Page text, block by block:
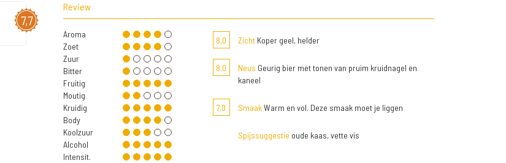
7,7
Review
Aroma
Zoet
Zuur
Bitter
Fruitig
Moutig
Kruidig
Body
Koolzuur
Alcohol
Intensit.
8,0 ZichtKoper geel, helder
8,0 Neus Geurig bier met tonen van pruim kruidnagel en
kaneel
7,0 SmaakWarm en vol. Deze smaak moet je liggen
Spijssuggestie oude kaas, vette vis